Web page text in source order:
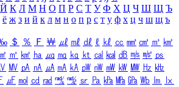
Й К Л М Н О П Р С Т У Ф Х Ц Ч Ш Щ Ъ
ё ж з и й к л м н о п р с т у ф х ц ч ш щ ъ
＄ ％ Ｆ ￦ ㎕ ㎖ ㎗ ℓ ㎘ ㏄ ㎣ ㎤ ㎥ ㎦
㎡ ㎢ ㏊ ㎍ ㎎ ㎏ ㏏ ㎈ ㎉ ㏈ ㎧ ㎨ ㎰
㎹ ㎀ ㎁ ㎂ ㎃ ㎄ ㎺ ㎻ ㎽ ㎾ ㎿ ㎐ ㎑
㎌ ㏖ ㏅ ㎭ ㎮ ㎯ ㏛ ㎩ ㎪ ㎫ ㎬ ㏝ ㏐
㏓